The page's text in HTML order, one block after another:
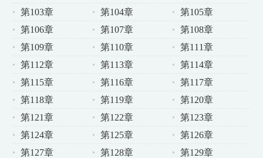
第103章
第104章
第105章
第106章
第107章
第108章
第109章
第110章
第111章
第112章
第113章
第114章
第115章
第116章
第117章
第118章
第119章
第120章
第121章
第122章
第123章
第124章
第125章
第126章
第127章
第128章
第129章